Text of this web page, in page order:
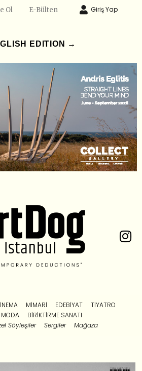
Ol E-Bülten Giriş Yap
EDITION →
MIMARI EDEBIYAT
TIYATRO
MODA
BIRIKTIRME SANATI
Söyleşiler Sergiler Mağaza